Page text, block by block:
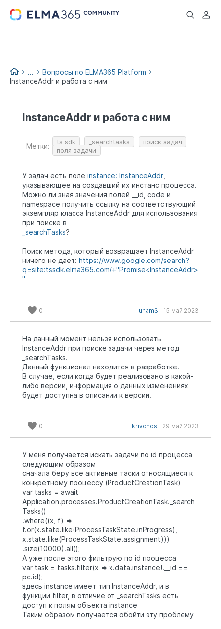
...
...
Вопросы по ELMA365 Platform
InstanceAddr и работа с ним
InstanceAddr и работа с ним
Метки: ts sdk _searchtasks
поиск задач
поля задачи
У задач есть поле instance: InstanceAddr
указывающее на создавший их инстанс процесса.
Можно ли зная значения полей __id, code и
namespace получить ссылку на соответствующий
экземпляр класса InstanceAddr для использования
при поиске в
_searchTasks?
Поиск метода, который возвращает InstanceAddr
ничего не дает: https://www.google.com/search?
q=site:tssdk.elma365.com/+"Promise<InstanceAddr>
"
0 unam3 15 май 2023
На данный момент нельзя использовать
InstanceAddr при поиске задачи через метод
_searchTasks.
Данный функционал находится в разработке.
В случае, если когда будет реализовано в какой-
либо версии, информация о данных изменениях
будет доступна в описании к версии.
0 krivonos 29 май 2023
У меня получается искать задачи по id процесса
следующим образом
сначала беру все активные таски относящиеся к
конкретному процессу (ProductCreationTask)
var tasks = await
Application.processes.ProductCreationTask._search
Tasks()
.where((x, f) =>
f.or(x.state.like(ProcessTaskState.inProgress),
x.state.like(ProcessTaskState.assignment)))
.size(10000).all();
А уже после этого фильтрую по id процесса
var task = tasks.filter(x => x.data.instance!.__id ==
pc.id);
здесь instance имеет тип InstanceAddr, и в
функции filter, в отличие от _searchTasks есть
доступ к полям объекта instance
Таким образом получается обойти эту проблему